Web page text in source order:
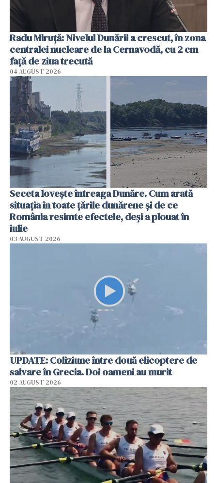
Radu Miruţă: Nivelul Dunării a crescut, în zona
centralei nucleare de la Cernavodă, cu 2 cm
faţă de ziua trecută
04 AUGUST 2026
Seceta lovește întreaga Dunăre. Cum arată
situația în toate țările dunărene și de ce
România resimte efectele, deși a plouat în
iulie
03 AUGUST 2026
UPDATE: Coliziune între două elicoptere de
salvare în Grecia. Doi oameni au murit
02 AUGUST 2026